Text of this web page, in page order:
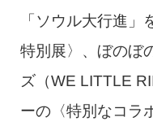
「ソウル大行進
特別展〉、ぼのぼ
ズ（WE LITTLE
ーの〈特別なコラ